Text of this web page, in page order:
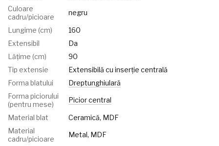
Culoare
cadru/picioare
negru
Lungime (cm)
160
Extensibil
Da
Lățime (cm)
90
Tip extensie
Extensibilă cu inserție centrală
Forma blatului
Dreptunghiulară
Forma piciorului
(pentru mese)
Picior central
Material blat
Ceramică, MDF
Material
cadru/picioare
Metal, MDF